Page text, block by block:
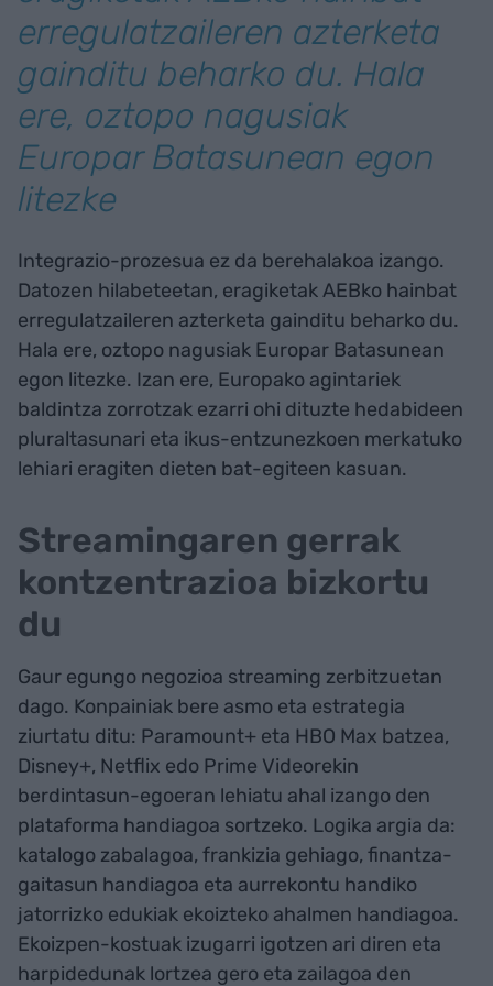
erregulatzaileren azterketa
gainditu beharko du. Hala
ere, oztopo nagusiak
Europar Batasunean egon
litezke
Integrazio-prozesua ez da berehalakoa izango.
Datozen hilabeteetan, eragiketak AEBko hainbat
erregulatzaileren azterketa gainditu beharko du.
Hala ere, oztopo nagusiak Europar Batasunean
egon litezke. Izan ere, Europako agintariek
baldintza zorrotzak ezarri ohi dituzte hedabideen
pluraltasunari eta ikus-entzunezkoen merkatuko
lehiari eragiten dieten bat-egiteen kasuan.
Streamingaren gerrak
kontzentrazioa bizkortu
du
Gaur egungo negozioa streaming zerbitzuetan
dago. Konpainiak bere asmo eta estrategia
ziurtatu ditu: Paramount+ eta HBO Max batzea,
Disney+, Netflix edo Prime Videorekin
berdintasun-egoeran lehiatu ahal izango den
plataforma handiagoa sortzeko. Logika argia da:
katalogo zabalagoa, frankizia gehiago, finantza-
gaitasun handiagoa eta aurrekontu handiko
jatorrizko edukiak ekoizteko ahalmen handiagoa.
Ekoizpen-kostuak izugarri igotzen ari diren eta
harpidedunak lortzea gero eta zailagoa den